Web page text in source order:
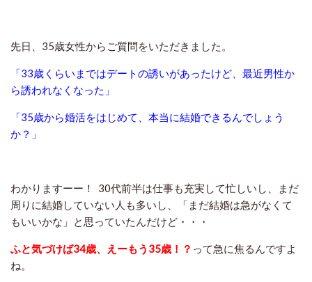
先日、35歳女性からご質問をいただきました。
「33歳くらいまではデートの誘いがあったけど、最近男性か
ら誘われなくなった」
「35歳から婚活をはじめて、本当に結婚できるんでしょう
か？」
わかりますーー！ 30代前半は仕事も充実して忙しいし、まだ
周りに結婚していない人も多いし、「まだ結婚は急がなくて
もいいかな」と思っていたんだけど・・・
ふと気づけば34歳、えーもう35歳！？ って急に焦るんですよ
ね。